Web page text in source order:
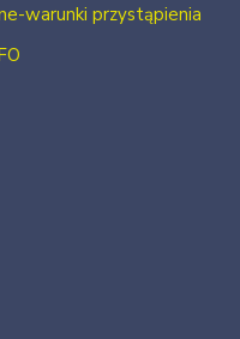
warunki przystąpienia